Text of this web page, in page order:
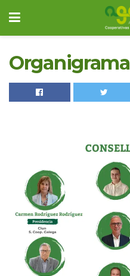
Organigrama